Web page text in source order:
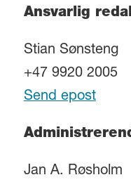
Ansvarlig
Stian Sønsteng
+47 9920 2005
Send epost
Jan A. Røsholm